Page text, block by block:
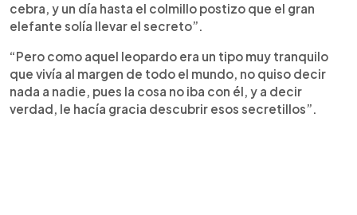
cebra, y un día hasta el colmillo postizo que el gran
elefante solía llevar el secreto”.
“Pero como aquel leopardo era un tipo muy tranquilo
que vivía al margen de todo el mundo, no quiso decir
nada a nadie, pues la cosa no iba con él, y a decir
verdad, le hacía gracia descubrir esos secretillos”.